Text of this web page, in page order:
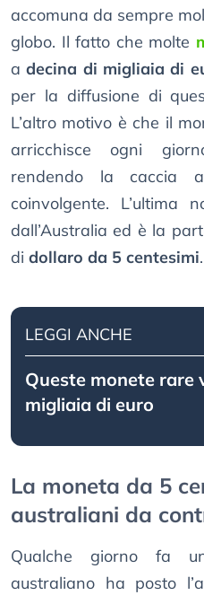
accomuna da sempre
globo. Il fatto che molte
adecina di migliaia di
per la diffusione di
L’altro motivo è che il
arricchisce ogni
rendendo la caccia
coinvolgente. L’ultima
dall’Australia ed è la
di dollaro da 5 centesimi.
LEGGI ANCHE
Queste monete rare
migliaia di euro
La moneta da 5
australiani da
Qualche giorno fa
australiano ha posto